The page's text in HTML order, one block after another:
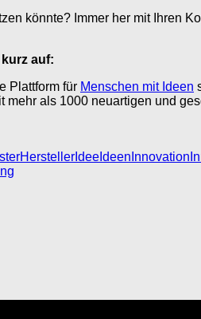
könnte? Immer her mit Ihren
auf:
Plattform für Menschen mit Ideen
als 1000 neuartigen und
Hersteller Idee Ideen Innovation